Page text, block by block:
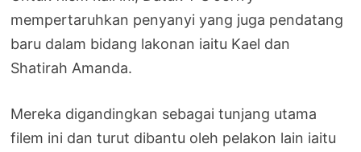
mempertaruhkan penyanyi yang juga pendatang
baru dalam bidang lakonan iaitu Kael dan
Shatirah Amanda.
Mereka digandingkan sebagai tunjang utama
filem ini dan turut dibantu oleh pelakon lain iaitu